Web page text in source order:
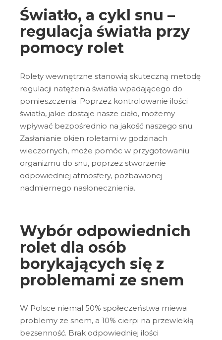
Światło, a cykl snu –
regulacja światła przy
pomocy rolet
Rolety wewnętrzne stanowią skuteczną metodę
regulacji natężenia światła wpadającego do
pomieszczenia. Poprzez kontrolowanie ilości
światła, jakie dostaje nasze ciało, możemy
wpływać bezpośrednio na jakość naszego snu.
Zasłanianie okien roletami w godzinach
wieczornych, może pomóc w przygotowaniu
organizmu do snu, poprzez stworzenie
odpowiedniej atmosfery, pozbawionej
nadmiernego nasłonecznienia.
Wybór odpowiednich
rolet dla osób
borykających się z
problemami ze snem
W Polsce niemal 50% społeczeństwa miewa
problemy ze snem, a 10% cierpi na przewlekłą
bezsenność. Brak odpowiedniej ilości